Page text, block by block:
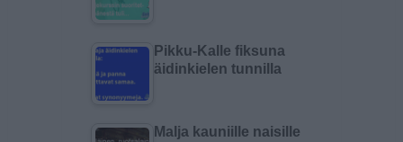
Pikku-Kalle fiksuna
äidinkielen tunnilla
Malja kauniille naisille